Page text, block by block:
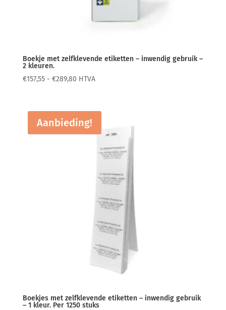
Boekje met zelfklevende etiketten – inwendig gebruik –
2 kleuren.
€157,55 - €289,80Prijsklasse:
€289,80
HTVA
Aanbieding!
Boekjes met zelfklevende etiketten – inwendig gebruik
– 1 kleur. Per 1250 stuks